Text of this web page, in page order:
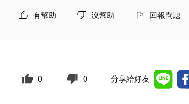
有幫助 沒幫助 回報問題
0 0 分享給好友